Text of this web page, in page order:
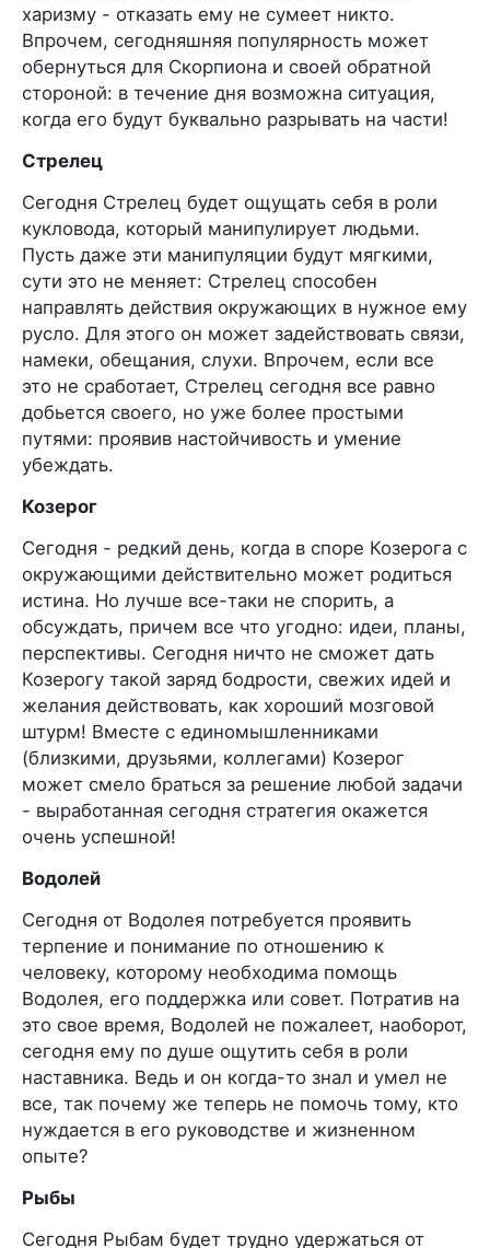
харизму - отказать ему не сумеет никто.
Впрочем, сегодняшняя популярность может
обернуться для Скорпиона и своей обратной
стороной: в течение дня возможна ситуация,
когда его будут буквально разрывать на части!
Стрелец
Сегодня Стрелец будет ощущать себя в роли
кукловода, который манипулирует людьми.
Пусть даже эти манипуляции будут мягкими,
сути это не меняет: Стрелец способен
направлять действия окружающих в нужное ему
русло. Для этого он может задействовать связи,
намеки, обещания, слухи. Впрочем, если все
это не сработает, Стрелец сегодня все равно
добьется своего, но уже более простыми
путями: проявив настойчивость и умение
убеждать.
Козерог
Сегодня - редкий день, когда в споре Козерога с
окружающими действительно может родиться
истина. Но лучше все-таки не спорить, а
обсуждать, причем все что угодно: идеи, планы,
перспективы. Сегодня ничто не сможет дать
Козерогу такой заряд бодрости, свежих идей и
желания действовать, как хороший мозговой
штурм! Вместе с единомышленниками
(близкими, друзьями, коллегами) Козерог
может смело браться за решение любой задачи
- выработанная сегодня стратегия окажется
очень успешной!
Водолей
Сегодня от Водолея потребуется проявить
терпение и понимание по отношению к
человеку, которому необходима помощь
Водолея, его поддержка или совет. Потратив на
это свое время, Водолей не пожалеет, наоборот,
сегодня ему по душе ощутить себя в роли
наставника. Ведь и он когда-то знал и умел не
все, так почему же теперь не помочь тому, кто
нуждается в его руководстве и жизненном
опыте?
Рыбы
Сегодня Рыбам будет трудно удержаться от